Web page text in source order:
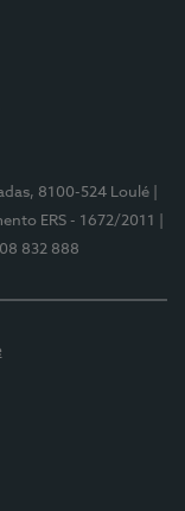
8100-524 Loulé
ERS - 1672/2011
832 888